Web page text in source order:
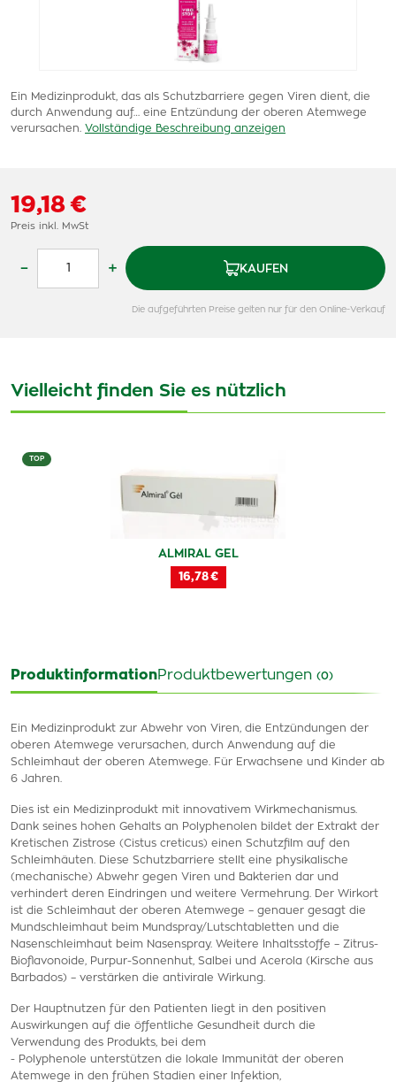
Ein Medizinprodukt, das als Schutzbarriere gegen Viren dient, die
durch Anwendung auf… eine Entzündung der oberen Atemwege
verursachen. Vollständige Beschreibung anzeigen
19,18 €
Preis inkl. MwSt
– + KAUFEN
Die aufgeführten Preise gelten nur für den Online-Verkauf
Vielleicht finden Sie es nützlich
TOP
ALMIRAL GEL
16,78 €
ProduktinformationProduktbewertungen (0)
Ein Medizinprodukt zur Abwehr von Viren, die Entzündungen der
oberen Atemwege verursachen, durch Anwendung auf die
Schleimhaut der oberen Atemwege. Für Erwachsene und Kinder ab
6 Jahren.
Dies ist ein Medizinprodukt mit innovativem Wirkmechanismus.
Dank seines hohen Gehalts an Polyphenolen bildet der Extrakt der
Kretischen Zistrose (Cistus creticus) einen Schutzfilm auf den
Schleimhäuten. Diese Schutzbarriere stellt eine physikalische
(mechanische) Abwehr gegen Viren und Bakterien dar und
verhindert deren Eindringen und weitere Vermehrung. Der Wirkort
ist die Schleimhaut der oberen Atemwege – genauer gesagt die
Mundschleimhaut beim Mundspray/Lutschtabletten und die
Nasenschleimhaut beim Nasenspray. Weitere Inhaltsstoffe – Zitrus-
Bioflavonoide, Purpur-Sonnenhut, Salbei und Acerola (Kirsche aus
Barbados) – verstärken die antivirale Wirkung.
Der Hauptnutzen für den Patienten liegt in den positiven
Auswirkungen auf die öffentliche Gesundheit durch die
Verwendung des Produkts, bei dem
- Polyphenole unterstützen die lokale Immunität der oberen
Atemwege in den frühen Stadien einer Infektion,